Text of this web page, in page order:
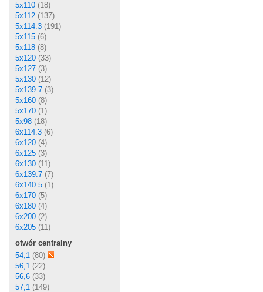
5x110 (18)
5x112 (137)
5x114.3 (191)
5x115 (6)
5x118 (8)
5x120 (33)
5x127 (3)
5x130 (12)
5x139.7 (3)
5x160 (8)
5x170 (1)
5x98 (18)
6x114.3 (6)
6x120 (4)
6x125 (3)
6x130 (11)
6x139.7 (7)
6x140.5 (1)
6x170 (5)
6x180 (4)
6x200 (2)
6x205 (11)
otwór centralny
54,1 (80)
56,1 (22)
56,6 (33)
57,1 (149)